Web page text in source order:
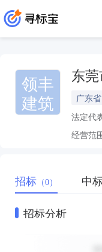
领丰
建筑
东
广东
法定代
经营范
招标 （0） 中
招标分析